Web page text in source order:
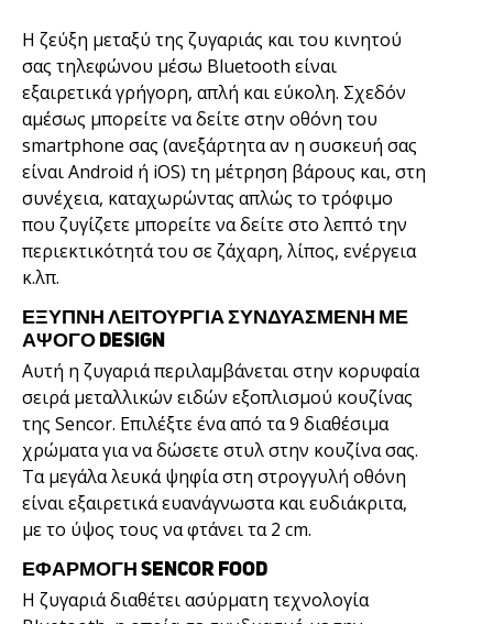
Η ζεύξη μεταξύ της ζυγαριάς και του κινητού
σας τηλεφώνου μέσω Bluetooth είναι
εξαιρετικά γρήγορη, απλή και εύκολη. Σχεδόν
αμέσως μπορείτε να δείτε στην οθόνη του
smartphone σας (ανεξάρτητα αν η συσκευή σας
είναι Android ή iOS) τη μέτρηση βάρους και, στη
συνέχεια, καταχωρώντας απλώς το τρόφιμο
που ζυγίζετε μπορείτε να δείτε στο λεπτό την
περιεκτικότητά του σε ζάχαρη, λίπος, ενέργεια
κ.λπ.
ΈΞΥΠΝΗ ΛΕΙΤΟΥΡΓΊΑ ΣΥΝΔΥΑΣΜΈΝΗ ΜΕ
ΆΨΟΓΟ DESIGN
Αυτή η ζυγαριά περιλαμβάνεται στην κορυφαία
σειρά μεταλλικών ειδών εξοπλισμού κουζίνας
της Sencor. Επιλέξτε ένα από τα 9 διαθέσιμα
χρώματα για να δώσετε στυλ στην κουζίνα σας.
Τα μεγάλα λευκά ψηφία στη στρογγυλή οθόνη
είναι εξαιρετικά ευανάγνωστα και ευδιάκριτα,
με το ύψος τους να φτάνει τα 2 cm.
ΕΦΑΡΜΟΓΉ SENCOR FOOD
Η ζυγαριά διαθέτει ασύρματη τεχνολογία